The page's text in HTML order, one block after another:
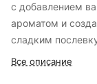
с добавлением
ароматом и
сладким
Все описание